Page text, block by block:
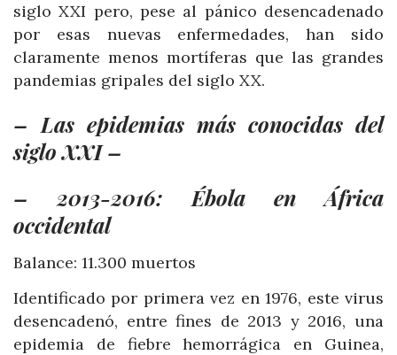
siglo XXI pero, pese al pánico desencadenado
por esas nuevas enfermedades, han sido
claramente menos mortíferas que las grandes
pandemias gripales del siglo XX.
– Las epidemias más conocidas del
siglo XXI –
– 2013-2016: Ébola en África
occidental
Balance: 11.300 muertos
Identificado por primera vez en 1976, este virus
desencadenó, entre fines de 2013 y 2016, una
epidemia de fiebre hemorrágica en Guinea,